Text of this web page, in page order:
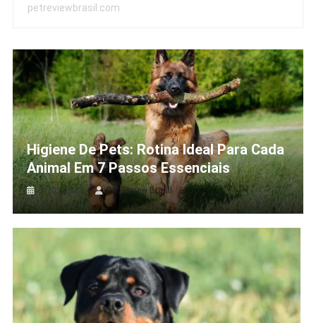
petreviewbrasil.com
Higiene De Pets: Rotina Ideal Para Cada
Animal Em 7 Passos Essenciais
31/01/2026 Pet Review Brasil